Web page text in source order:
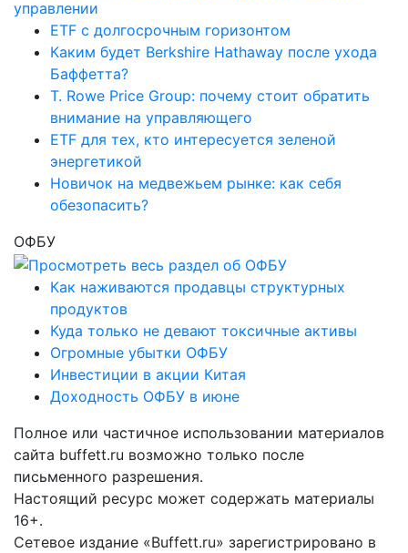
ETF с долгосрочным горизонтом
Каким будет Berkshire Hathaway после ухода
Баффетта?
T. Rowe Price Group: почему стоит обратить
внимание на управляющего
ETF для тех, кто интересуется зеленой
энергетикой
Новичок на медвежьем рынке: как себя
обезопасить?
ОФБУ
Как наживаются продавцы структурных
продуктов
Куда только не девают токсичные активы
Огромные убытки ОФБУ
Инвестиции в акции Китая
Доходность ОФБУ в июне
Полное или частичное использовании материалов
сайта buffett.ru возможно только после
письменного разрешения.
Настоящий ресурс может содержать материалы
16+.
Сетевое издание «Buffett.ru» зарегистрировано в